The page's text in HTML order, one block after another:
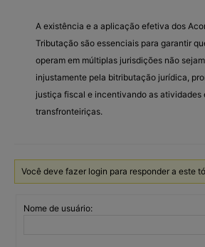
A existência e a aplicação efetiva dos
Tributação são essenciais para garantir
operam em múltiplas jurisdições não
injustamente pela bitributação jurídica,
justiça fiscal e incentivando as atividades
transfronteiriças.
Você deve fazer login para responder a este
Nome de usuário: